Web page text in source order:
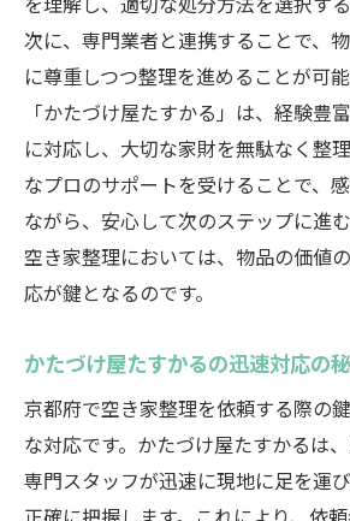
次に、専門業者と連携することで、
に尊重しつつ整理を進めることが可
「かたづけ屋たすかる」は、経験豊
に対応し、大切な家財を無駄なく整
なプロのサポートを受けることで、
ながら、安心して次のステップに進
空き家整理においては、物品の価値
応が鍵となるのです。
かたづけ屋たすかるの迅速対応の
京都府で空き家整理を依頼する際の
な対応です。かたづけ屋たすかるは
専門スタッフが迅速に現地に足を運